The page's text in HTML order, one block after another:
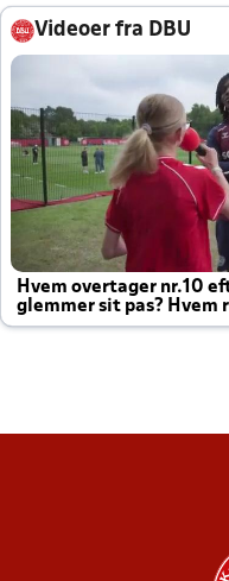
Videoer fra DBU
Hvem overtager nr.10
glemmer sit pas? Hvem
altid til efter kampe?